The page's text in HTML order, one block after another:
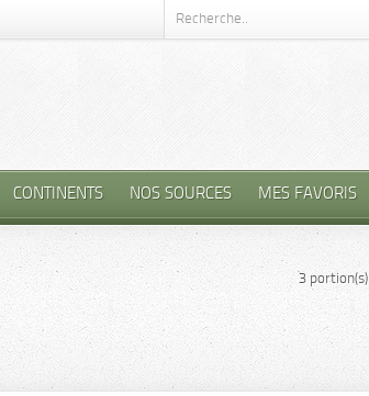
CONTINENTS NOS SOURCES MES FAVORIS
3 portion(s)